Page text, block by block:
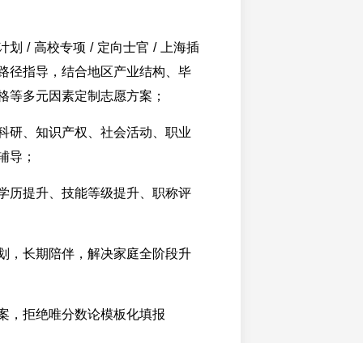
划 / 高校专项 / 定向士官 / 上海插
径指导，结合地区产业结构、毕
等多元因素定制志愿方案；
研、知识产权、社会活动、职业
导；
历提升、技能等级提升、职称评
，长期陪伴，解决家庭全阶段升
，拒绝唯分数论模板化填报